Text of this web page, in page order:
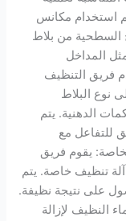
استخدام مكانس
السطحية من بلاط
المداخل
التنظيف
نوع البلاط
الدهنية. يتم
للتفاعل مع
يقوم فريق
تنظيف خاصة. يتم
على نتيجة نظيفة.
لإزالة